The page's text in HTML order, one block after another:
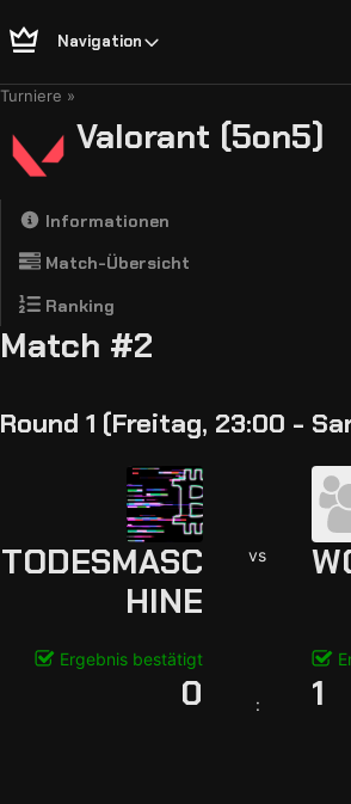
Navigation
Turniere
Valorant (5on5)
Informationen
Match-Übersicht
Ranking
Match #2
Round 1 (Freitag, 23:00 -
TODESMASC
HINE
vs
Ergebnis bestätigt
0 : 1